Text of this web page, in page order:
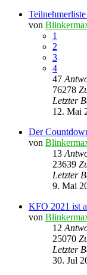
von
1
2
3
4
47
76278
Letzter
12. Mai
Der
von
13
23639
Letzter
9. Mai
KFO 2021 ist
von
12
25070
Letzter
30. Jul